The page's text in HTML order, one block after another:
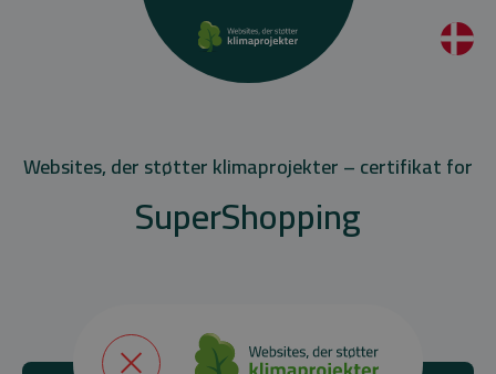
Websites, der støtter klimaprojekter – certifikat for
SuperShopping